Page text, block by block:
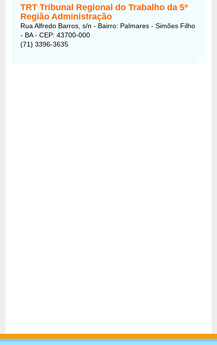
TRT Tribunal Regional do Trabalho da 5ª
Região Administração
Rua Alfredo Barros, s/n - Bairro: Palmares - Simões Filho
- BA - CEP: 43700-000
(71) 3396-3635